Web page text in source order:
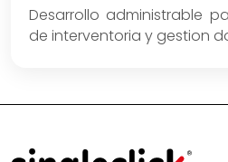
Desarrollo administrable
de interventoria y gestion